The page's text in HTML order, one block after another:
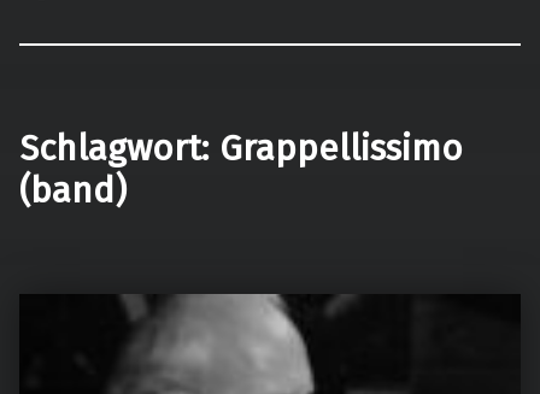
Schlagwort: Grappellissimo
(band)